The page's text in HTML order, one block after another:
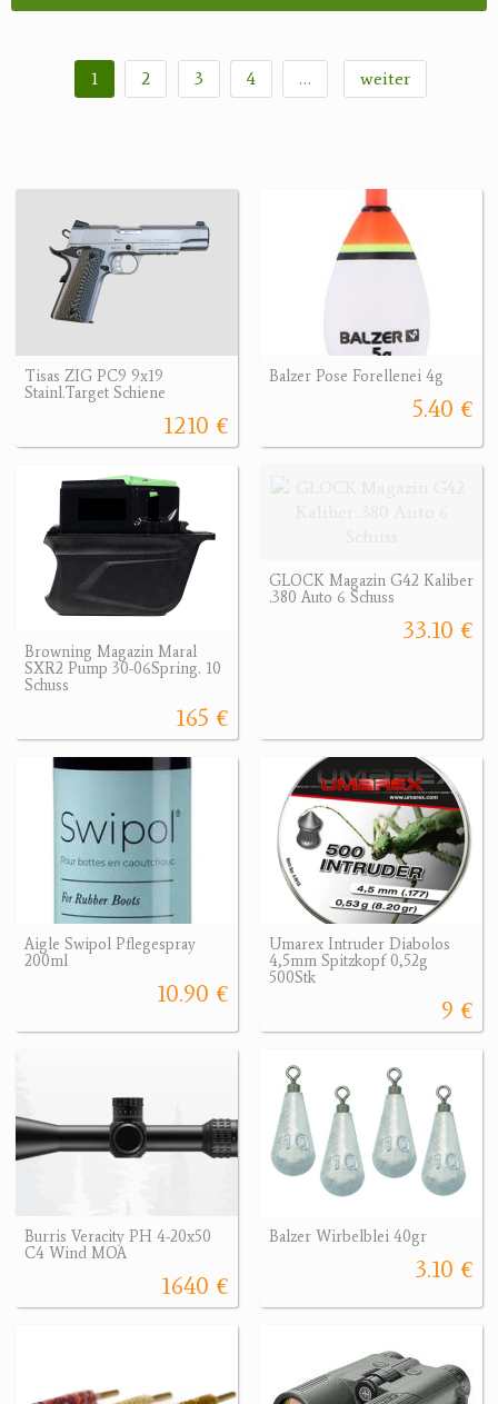
1 2 3 4 … weiter
Tisas ZIG PC9 9x19
Stainl.Target Schiene
1210 €
Balzer Pose Forellenei 4g
5.40 €
Browning Magazin Maral
SXR2 Pump 30-06Spring. 10
Schuss
165 €
GLOCK Magazin G42 Kaliber
.380 Auto 6 Schuss
33.10 €
Aigle Swipol Pflegespray
200ml
10.90 €
Umarex Intruder Diabolos
4,5mm Spitzkopf 0,52g
500Stk
9 €
Burris Veracity PH 4-20x50
C4 Wind MOA
1640 €
Balzer Wirbelblei 40gr
3.10 €